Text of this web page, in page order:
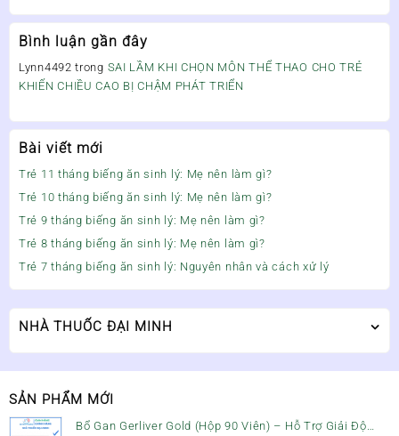
Bình luận gần đây
Lynn4492 trong SAI LẦM KHI CHỌN MÔN THỂ THAO CHO TRẺ
KHIẾN CHIỀU CAO BỊ CHẬM PHÁT TRIỂN
Bài viết mới
Trẻ 11 tháng biếng ăn sinh lý: Mẹ nên làm gì?
Trẻ 10 tháng biếng ăn sinh lý: Mẹ nên làm gì?
Trẻ 9 tháng biếng ăn sinh lý: Mẹ nên làm gì?
Trẻ 8 tháng biếng ăn sinh lý: Mẹ nên làm gì?
Trẻ 7 tháng biếng ăn sinh lý: Nguyên nhân và cách xử lý
NHÀ THUỐC ĐẠI MINH
SẢN PHẨM MỚI
Bổ Gan Gerliver Gold (Hộp 90 Viên) – Hỗ Trợ Giải Độc